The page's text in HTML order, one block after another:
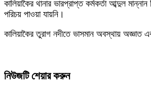
কালিয়াকৈর থানার ভারপ্রাপ্ত কর্মকর্তা আব্দুল
পরিচয় পাওয়া যায়নি।
কালিয়াকৈর তুরাগ নদীতে ভাসমান অবস্থায় অজ্ঞাত
নিউজটি শেয়ার করুন